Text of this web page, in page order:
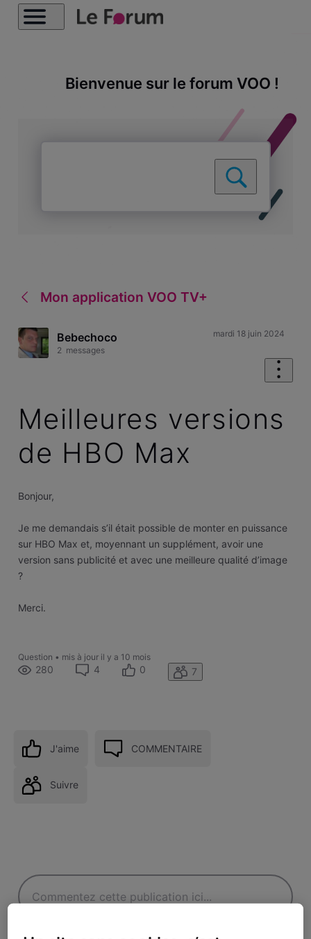
Bienvenue sur le forum VOO !
Mon application VOO TV+
Bebechoco
2 messages
mardi 18 juin 2024
Meilleures versions
de HBO Max
Bonjour,
Je me demandais s’il était possible de monter en puissance
sur HBO Max et, moyennant un supplément, avoir une
version sans publicité et avec une meilleure qualité d’image
?
Merci.
Question • mis à jour il y a 10 mois
280 4 0 7
J'aime COMMENTAIRE
Suivre